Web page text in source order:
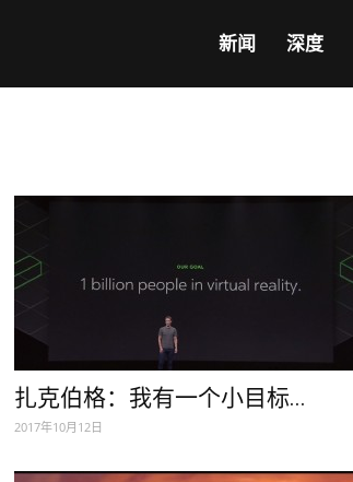
新闻 深度
扎克伯格：我有一个小目标...
2017年10月12日